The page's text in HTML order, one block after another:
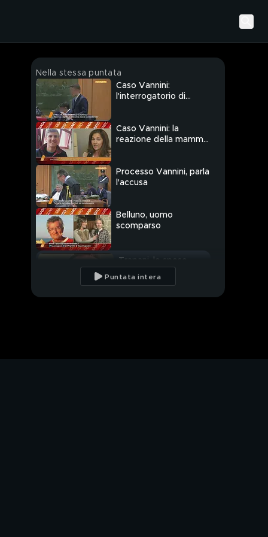
Nella stessa puntata
Caso Vannini:
l'interrogatorio di
Caso Vannini: la
reazione della mamma
Processo Vannini, parla
l'accusa
Belluno, uomo
scomparso
Trapani, lo sposo
Puntata intera